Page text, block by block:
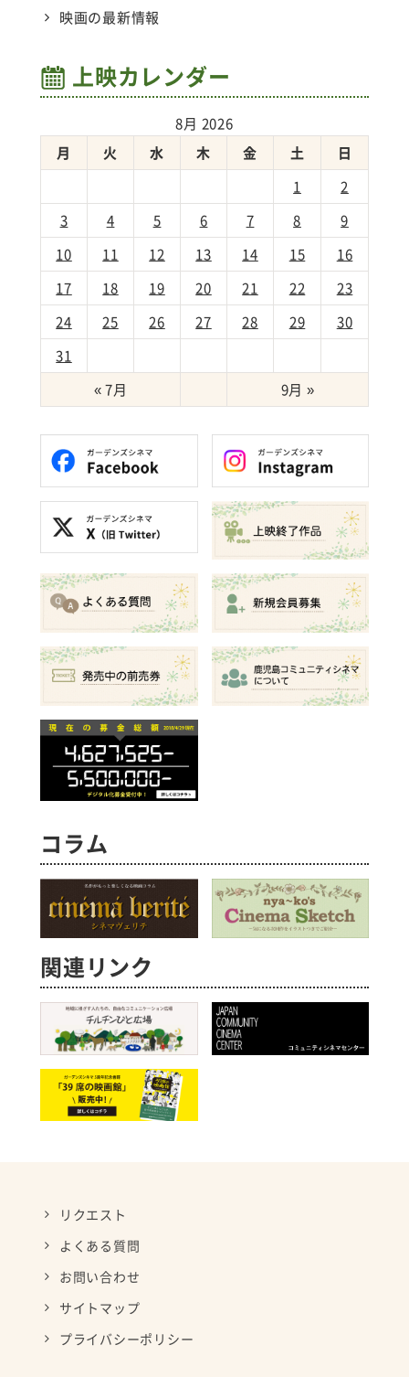
映画の最新情報
上映カレンダー
8月 2026
月
火 水 木 金 土
日
1
2
3
4 5 6 7 8
9
10
11 12 13 14 15
16
17
18 19 20 21 22
23
24
25 26 27 28 29
30
31
« 7月
9月 »
コラム
関連リンク
リクエスト
よくある質問
お問い合わせ
サイトマップ
プライバシーポリシー